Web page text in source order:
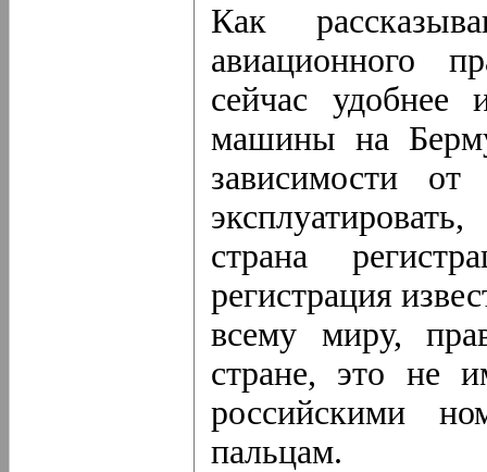
Как
авиационного
сейчас удобнее
машины на
зависимости
страна
регистрация
всему миру,
стране, это не
российскими
пальцам.